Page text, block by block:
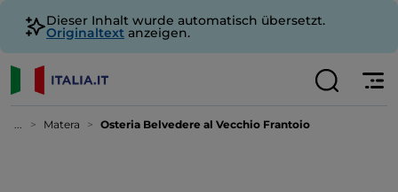
Dieser Inhalt wurde automatisch übersetzt.
Originaltext anzeigen.
... Matera Osteria Belvedere al Vecchio Frantoio